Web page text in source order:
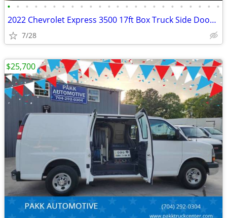
• • • • • • • • • • • • • • • • • • • • • • • •
2022 Chevrolet Express 3500 17ft Box Truck Side Door Delivery Van
7/28
$25,700